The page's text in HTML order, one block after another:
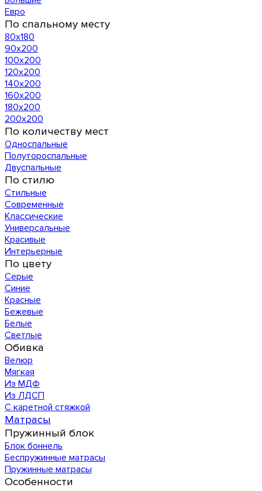
Евро
По спальному месту
80х180
90х200
100х200
120x200
140х200
160х200
180х200
200х200
По количеству мест
Односпальные
Полутороспальные
Двуспальные
По стилю
Стильные
Современные
Классические
Универсальные
Красивые
Интерьерные
По цвету
Серые
Синие
Красные
Бежевые
Белые
Светлые
Обивка
Велюр
Мягкая
Из МДФ
Из ЛДСП
С каретной стяжкой
Матрасы
Пружинный блок
Блок боннель
Беспружинные матрасы
Пружинные матрасы
Особенности